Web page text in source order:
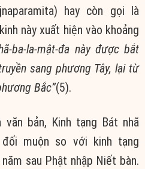
hay còn gọi là
này xuất hiện vào khoảng
ba-la-mật-đa này được bắt
sang phương Tây, lại từ
Bắc”(5).
bản, Kinh tạng Bát nhã
muộn so với kinh tạng
sau Phật nhập Niết bàn.